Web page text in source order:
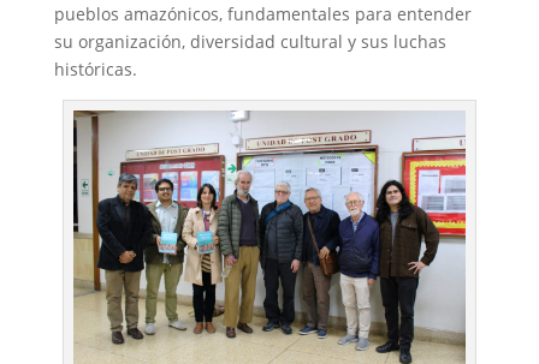
pueblos amazónicos, fundamentales para entender
su organización, diversidad cultural y sus luchas
históricas.